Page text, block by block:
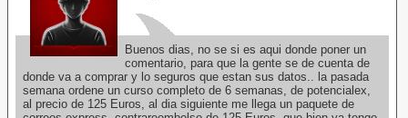
Buenos dias, no se si es aqui donde poner un
comentario, para que la gente se de cuenta de
donde va a comprar y lo seguros que estan sus datos.. la pasada
semana ordene un curso completo de 6 semanas, de potencialex,
al precio de 125 Euros, al dia siguiente me llega un paquete de